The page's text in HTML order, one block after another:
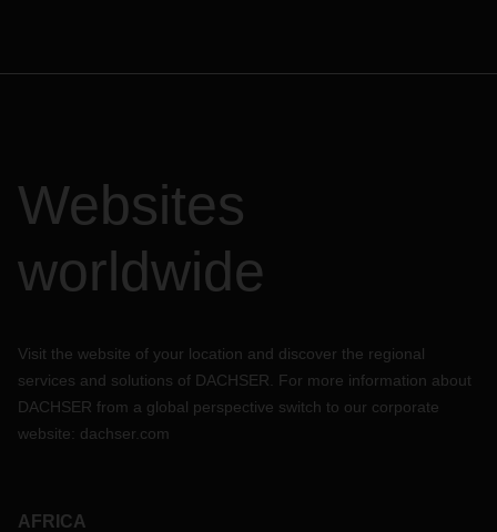
Websites
worldwide
Visit the website of your location and discover the regional
services and solutions of DACHSER. For more information about
DACHSER from a global perspective switch to our corporate
website: dachser.com
AFRICA